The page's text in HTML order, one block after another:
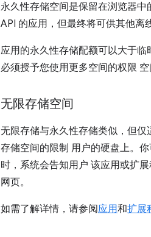
永久性存储空间是保留在浏览器
API 的应用，但最终将可供其他离
应用的永久性存储配额可以大于
必须授予您使用更多空间的权限
无限存储空间
无限存储与永久性存储类似，但
存储空间的限制 用户的硬盘上。
时，系统会告知用户 该应用或扩
网页。
如需了解详情，请参阅应用和扩展